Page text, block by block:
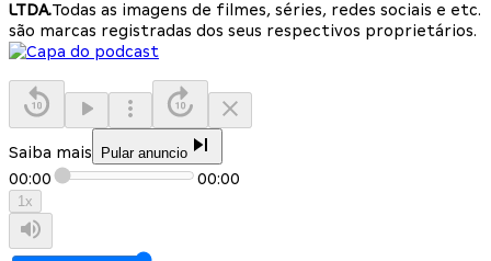
LTDA.Todas as imagens de filmes, séries, redes sociais e etc.
são marcas registradas dos seus respectivos proprietários.
Saiba mais Pular anuncio
00:00 00:00
1x